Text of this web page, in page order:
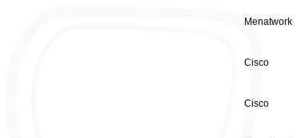
Menatwork
Cisco
Cisco